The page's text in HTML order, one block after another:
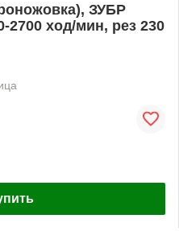
ЗУБР
2700 ход/мин, рез 230